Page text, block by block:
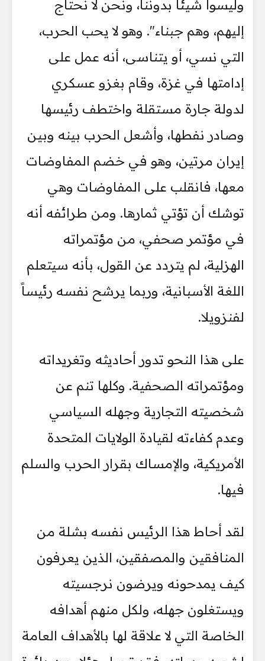
وليسوا شيئاً بدوننا، ونحن لا نحتاج
إليهم، وهم جبناء". وهو لا يحب الحرب،
التي نسي، أو يتناسى، أنه عمل على
إدامتها في غزة، وقام بغزو عسكري
لدولة جارة مستقلة واختطف رئيسها
وصادر نفطها، وأشعل الحرب بينه وبين
إيران مرتين، وهو في خضم المفاوضات
معها، فانقلب على المفاوضات وهي
توشك أن تؤتي ثمارها. ومن طرائفه أنه
في مؤتمر صحفي، من مؤتمراته
الهزلية، لم يتردد عن القول، بأنه سيتعلم
اللغة الأسبانية، وربما يرشح نفسه رئيساً
لفنزويلا.
على هذا النحو تدور أحاديثه وتغريداته
ومؤتمراته الصحفية. وكلها تنم عن
شخصيته التجارية وجهله السياسي
وعدم كفاءته لقيادة الولايات المتحدة
الأمريكية، والإمساك بقرار الحرب والسلم
فيها.
لقد أحاط هذا الرئيس نفسه بشلة من
المنافقين والمصفقين، الذين يعرفون
كيف يمدحونه ويرضون نرجسيته
ويستغلون جهله، ولكل منهم أهدافه
الخاصة التي لا علاقة لها بالأهداف العامة